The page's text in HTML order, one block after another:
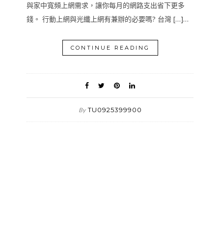
與家中寬頻上網需求，讓你每月的網路支出省下更多
錢。 行動上網與光纖上網有兼辦的必要嗎? 台灣 […]…
CONTINUE READING
By TU0925399900